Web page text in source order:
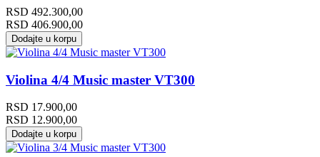
RSD 492.300,00
RSD 406.900,00
Dodajte u korpu
Violina 4/4 Music master VT300
RSD 17.900,00
RSD 12.900,00
Dodajte u korpu